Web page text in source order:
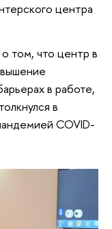
центра
том, что центр в
в работе,
в
COVID-